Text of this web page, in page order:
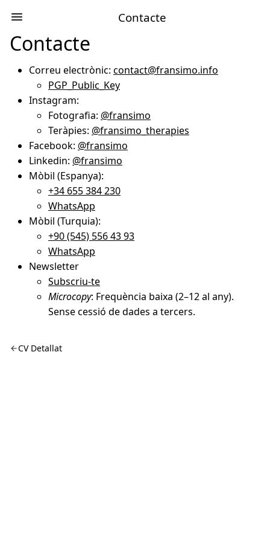
Contacte
Contacte
Correu electrònic: contact@fransimo.info
PGP_Public_Key
Instagram:
Fotografia: @fransimo
Teràpies: @fransimo_therapies
Facebook: @fransimo
Linkedin: @fransimo
Mòbil (Espanya):
+34 655 384 230
WhatsApp
Mòbil (Turquia):
+90 (545) 556 43 93
WhatsApp
Newsletter
Subscriu-te
Microcopy: Frequència baixa (2–12 al any).
Sense cessió de dades a tercers.
CV Detallat